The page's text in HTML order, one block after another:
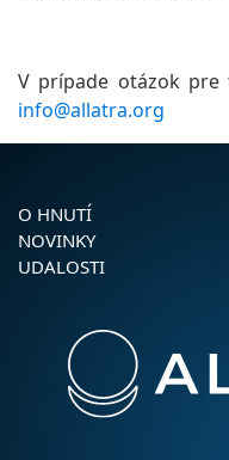
V prípade otázok pre
info@allatra.org
O HNUTÍ
NOVINKY
UDALOSTI